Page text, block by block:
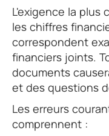
L'exigence la plus
les chiffres
correspondent
financiers joints.
documents
et des questions
Les erreurs
comprennent :